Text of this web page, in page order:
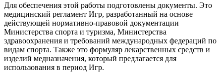
Для обеспечения этой работы подготовлены документы. Это
медицинский регламент Игр, разработанный на основе
действующей нормативно-правовой документации
Министерства спорта и туризма, Министерства
здравоохранения и требований международных федераций по
видам спорта. Также это формуляр лекарственных средств и
изделий медназначения, который предлагается для
использования в период Игр.